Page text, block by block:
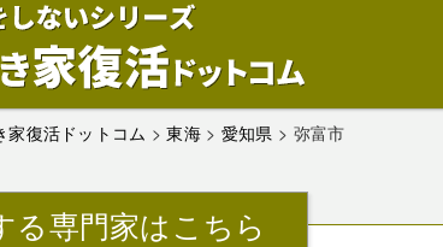
家復活ドットコム >東海 > 愛知県 > 弥富市
る専門家はこちら